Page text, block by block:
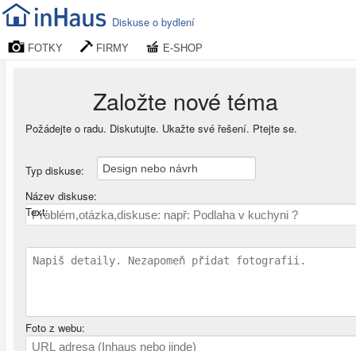
Diskuse o bydlení
FOTKY FIRMY E-SHOP
Založte nové téma
Požádejte o radu. Diskutujte. Ukažte své řešení. Ptejte se.
Typ diskuse:
Název diskuse:
Text:
Foto z webu: